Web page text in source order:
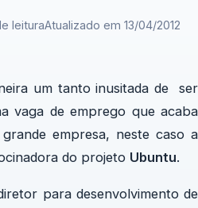
leituraAtualizado em 13/04/2012
um tanto inusitada de ser
vaga de emprego que acaba
empresa, neste caso a
do projeto Ubuntu.
para desenvolvimento de